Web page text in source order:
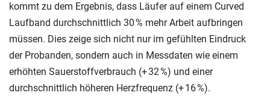
kommt zu dem Ergebnis, dass Läufer auf einem Curved
Laufband durchschnittlich 30 % mehr Arbeit aufbringen
müssen. Dies zeige sich nicht nur im gefühlten Eindruck
der Probanden, sondern auch in Messdaten wie einem
erhöhten Sauerstoffverbrauch (+ 32 %) und einer
durchschnittlich höheren Herzfrequenz (+ 16 %).